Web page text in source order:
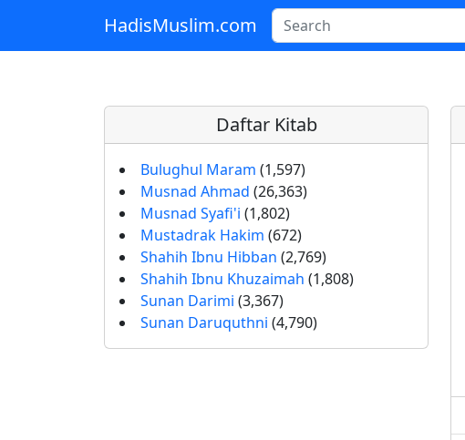
Skip to main contentHadisMuslim.com
Daftar Kitab
Bulughul Maram (1,597)
Musnad Ahmad (26,363)
Musnad Syafi'i (1,802)
Mustadrak Hakim (672)
Shahih Ibnu Hibban (2,769)
Shahih Ibnu Khuzaimah (1,808)
Sunan Darimi (3,367)
Sunan Daruquthni (4,790)